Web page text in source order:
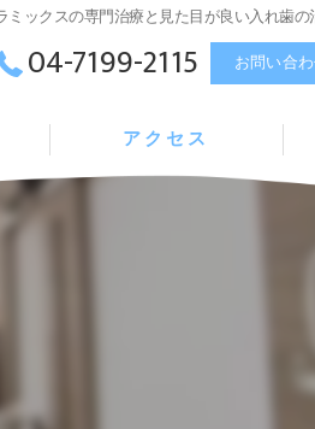
ックスの専門治療と見た目が良い入れ歯の
04-7199-2115 お問い合
アクセス